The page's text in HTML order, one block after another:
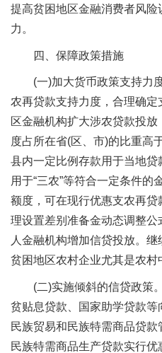
提高贫困地区金融消费者风
力。
四、保障政策措施
(一)加大货币政策支持力
农再贷款支持力度，合理确
区金融机构扩大涉农贷款投
度占所在省(区、市)的比重高
县内一定比例存款用于当地
用于“三农”等符合一定条件的
额度，可在现行优惠支农再
理设置差别准备金动态调整
人金融机构增加信贷投放。
贫困地区农村企业尤其是农村
(二)实施倾斜的信贷政策
贫贴息贷款、国家助学贷款
民族贸易和民族特需商品贷
民族特需商品生产贷款实行